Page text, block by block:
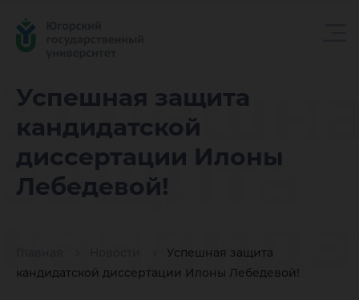
Успешная защита
кандидатской
диссертации Илоны
Лебедевой!
Успешная защита
кандидатской диссертации Илоны Лебедевой!
защита